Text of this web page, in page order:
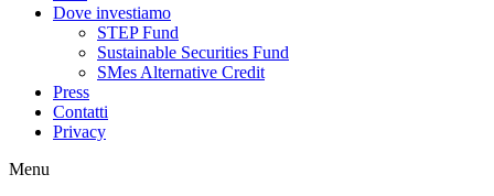
Dove investiamo
STEP Fund
Sustainable Securities Fund
SMes Alternative Credit
Press
Contatti
Privacy
Menu